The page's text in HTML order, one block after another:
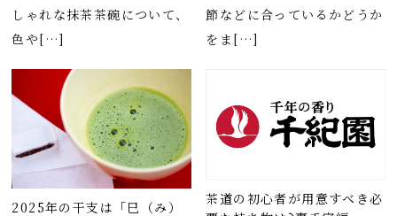
しゃれな抹茶茶碗について、
色や[…]
節などに合っているかどうか
をま[…]
2025年の干支は「巳（み）
茶道の初心者が用意すべき必